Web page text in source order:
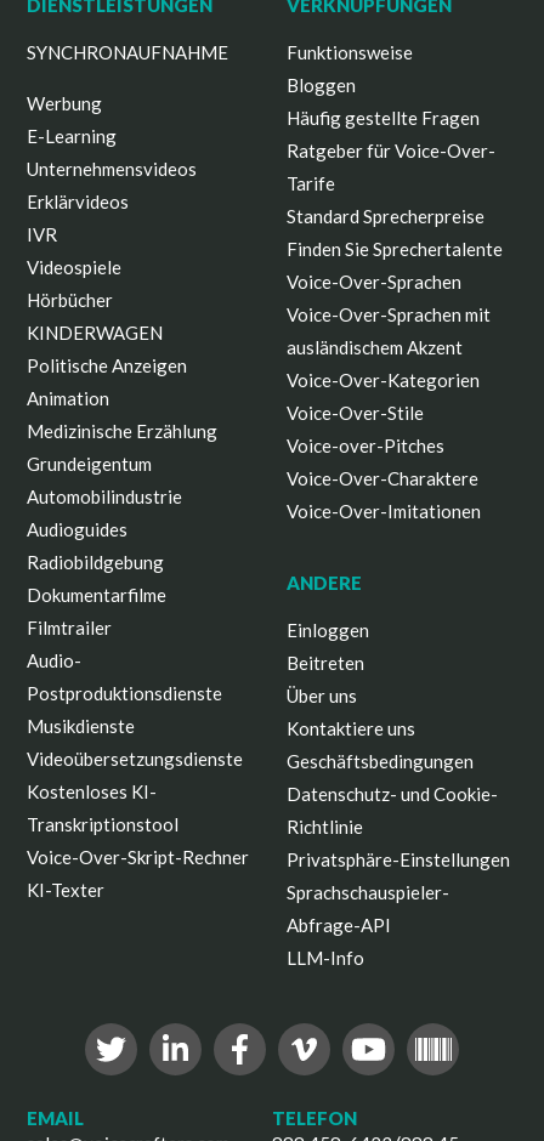
DIENSTLEISTUNGEN
SYNCHRONAUFNAHME
Werbung
E-Learning
Unternehmensvideos
Erklärvideos
IVR
Videospiele
Hörbücher
KINDERWAGEN
Politische Anzeigen
Animation
Medizinische Erzählung
Grundeigentum
Automobilindustrie
Audioguides
Radiobildgebung
Dokumentarfilme
Filmtrailer
Audio-
Postproduktionsdienste
Musikdienste
Videoübersetzungsdienste
Kostenloses KI-
Transkriptionstool
Voice-Over-Skript-Rechner
KI-Texter
VERKNÜPFUNGEN
Funktionsweise
Bloggen
Häufig gestellte Fragen
Ratgeber für Voice-Over-
Tarife
Standard Sprecherpreise
Finden Sie Sprechertalente
Voice-Over-Sprachen
Voice-Over-Sprachen mit
ausländischem Akzent
Voice-Over-Kategorien
Voice-Over-Stile
Voice-over-Pitches
Voice-Over-Charaktere
Voice-Over-Imitationen
ANDERE
Einloggen
Beitreten
Über uns
Kontaktiere uns
Geschäftsbedingungen
Datenschutz- und Cookie-
Richtlinie
Privatsphäre-Einstellungen
Sprachschauspieler-
Abfrage-API
LLM-Info
EMAIL
TELEFON